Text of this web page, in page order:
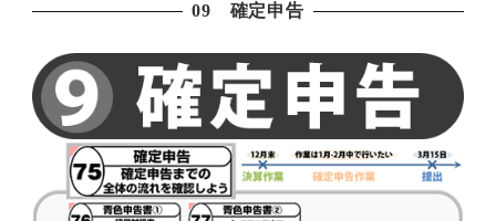
09 確定申告